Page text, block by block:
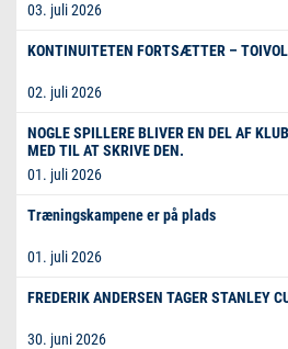
03. juli 2026
KONTINUITETEN FORTSÆTTER –
02. juli 2026
NOGLE SPILLERE BLIVER EN DEL AF
MED TIL AT SKRIVE DEN.
01. juli 2026
Træningskampene er på plads
01. juli 2026
FREDERIK ANDERSEN TAGER STANLEY
30. juni 2026